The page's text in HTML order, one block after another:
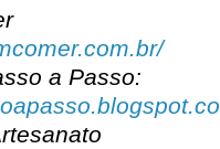
a Passo: